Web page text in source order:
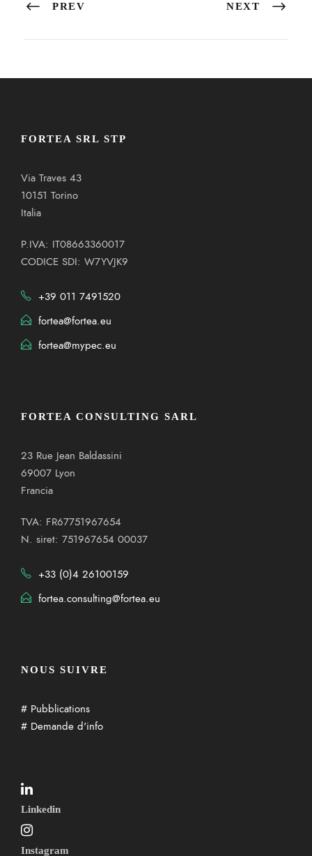
PREV NEXT
FORTEA SRL STP
Via Traves 43
10151 Torino
Italia
P.IVA: IT08663360017
CODICE SDI: W7YVJK9
+39 011 7491520
fortea@fortea.eu
fortea@mypec.eu
FORTEA CONSULTING SARL
23 Rue Jean Baldassini
69007 Lyon
Francia
TVA: FR67751967654
N. siret: 751967654 00037
+33 (0)4 26100159
fortea.consulting@fortea.eu
NOUS SUIVRE
# Pubblications
# Demande d'info
Linkedin
Instagram